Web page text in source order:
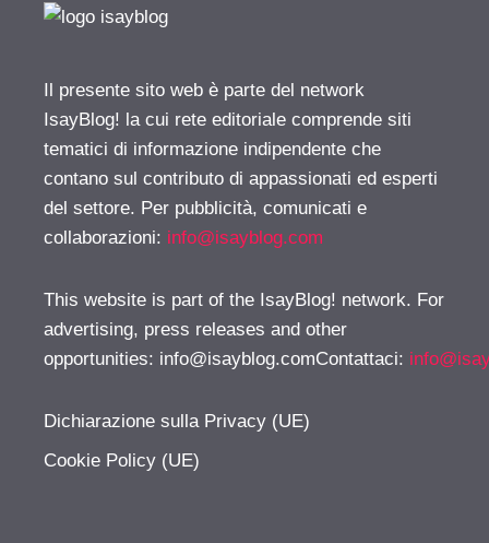
Il presente sito web è parte del network
IsayBlog! la cui rete editoriale comprende siti
tematici di informazione indipendente che
contano sul contributo di appassionati ed esperti
del settore. Per pubblicità, comunicati e
collaborazioni: info@isayblog.com
This website is part of the IsayBlog! network. For
advertising, press releases and other
opportunities: info@isayblog.comContattaci:
Dichiarazione sulla Privacy (UE)
Cookie Policy (UE)